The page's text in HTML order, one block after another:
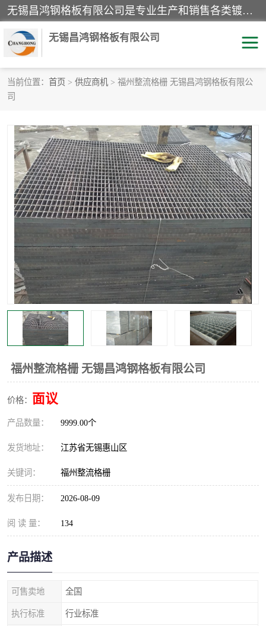
无锡昌鸿钢格板有限公司是专业生产和销售各类镀锌钢格板、镀锌钢格栅、不锈钢钢格及其相关产品的现代化企业。公司产品广泛运用于石油、化工、港口、电力、运输、造纸、医药、钢铁、食品、市政、房地产、制造业等各个领域。
无锡昌鸿钢格板有限公司
当前位置： 首页 > 供应商机 > 福州整流格栅 无锡昌鸿钢格板有限公
司
福州整流格栅 无锡昌鸿钢格板有限公司
价格： 面议
产品数量： 9999.00个
发货地址： 江苏省无锡惠山区
关键词： 福州整流格栅
发布日期： 2026-08-09
阅 读 量： 134
产品描述
可售卖地 全国
执行标准 行业标准
踏步板 水沟盖板
栏杆 钢格栅
齿形钢格板 钢格板
热镀锌钢格板 复合钢格板
钢格栅踏步板 插接钢格板
整流格栅